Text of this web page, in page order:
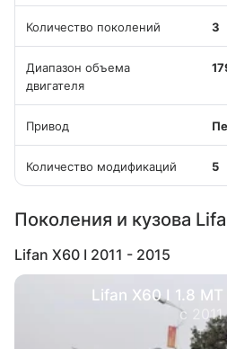
Количество поколений 3
Диапазон объема
двигателя
Привод
Количество модификаций 5
Поколения и кузова
Lifan X60 I 2011 - 2015
Lifan X60 I 1.8
с 2011